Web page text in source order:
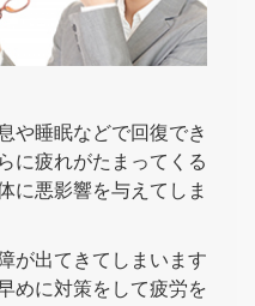
や睡眠などで回復でき
に疲れがたまってくる
に悪影響を与えてしま
が出てきてしまいます
めに対策をして疲労を